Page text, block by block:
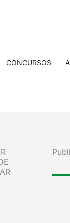
CONCURSOS